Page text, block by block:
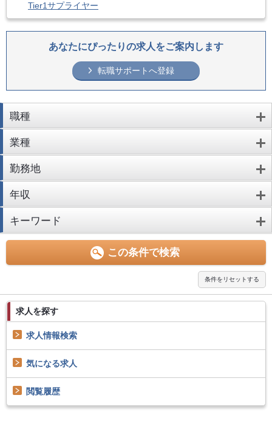
Tier1サプライヤー
あなたにぴったりの求人をご案内します
転職サポートへ登録
職種
業種
勤務地
年収
キーワード
求人を探す
求人情報検索
気になる求人
閲覧履歴